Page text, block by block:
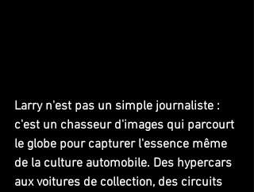
Larry n'est pas un simple journaliste :
c'est un chasseur d'images qui parcourt
le globe pour capturer l'essence même
de la culture automobile. Des hypercars
aux voitures de collection, des circuits